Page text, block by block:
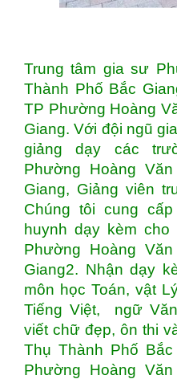
Trung tâm gia sư
Thành Phố Bắc
TP Phường Hoàng
Giang. Với đội ngũ
giảng dạy các
Phường Hoàng
Giang, Giảng viên
Chúng tôi cung
huynh dạy kèm
Phường Hoàng
Giang2. Nhận dạy
môn học Toán, vật
Tiếng Việt, ngữ
viết chữ đẹp, ôn thi
Thụ Thành Phố
Phường Hoàng